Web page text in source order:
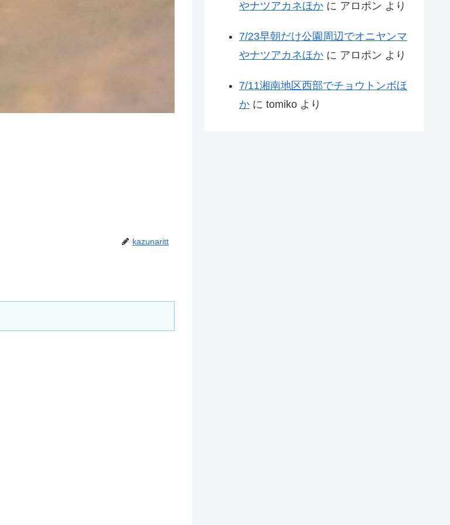
kazunaritt
やナツアカネほか に アロポン より
7/23早朝だけ公園周辺でオニヤンマ
やナツアカネほか に アロポン より
7/11湘南地区西部でチョウトンボほ
か に tomiko より